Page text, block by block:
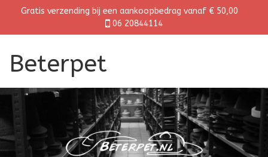
Gratis verzending bij een aankoopbedrag vanaf € 50,00
06 20844114
Beterpet